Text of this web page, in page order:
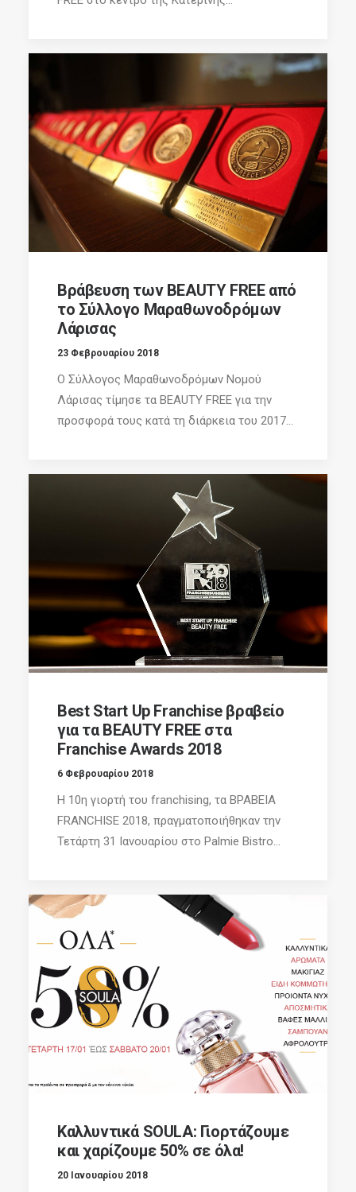
Βράβευση των BEAUTY FREE από
το Σύλλογο Μαραθωνοδρόμων
Λάρισας
23 Φεβρουαρίου 2018
Ο Σύλλογος Μαραθωνοδρόμων Νομού
Λάρισας τίμησε τα BEAUTY FREE για την
προσφορά τους κατά τη διάρκεια του 2017...
Best Start Up Franchise βραβείο
για τα BEAUTY FREE στα
Franchise Awards 2018
6 Φεβρουαρίου 2018
Η 10η γιορτή του franchising, τα ΒΡΑΒΕΙΑ
FRANCHISE 2018, πραγματοποιήθηκαν την
Τετάρτη 31 Ιανουαρίου στο Palmie Bistro...
Καλλυντικά SOULA: Γιορτάζουμε
και χαρίζουμε 50% σε όλα!
20 Ιανουαρίου 2018